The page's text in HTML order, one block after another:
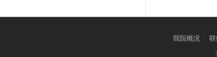
我院概况